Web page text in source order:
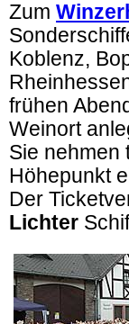
Zum
Koblenz,
frühen
Weinort
Sie nehmen
Höhepunkt
Der
Lichter